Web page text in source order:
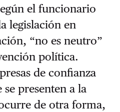
el funcionario
legislación en
“no es neutro”
política.
de confianza
presenten a la
de otra forma,